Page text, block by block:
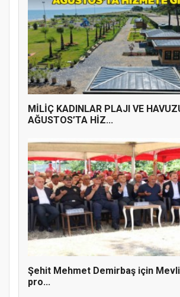
MİLİÇ KADINLAR PLAJI VE
AĞUSTOS’TA HİZ...
Şehit Mehmet Demirbaş için
pro...